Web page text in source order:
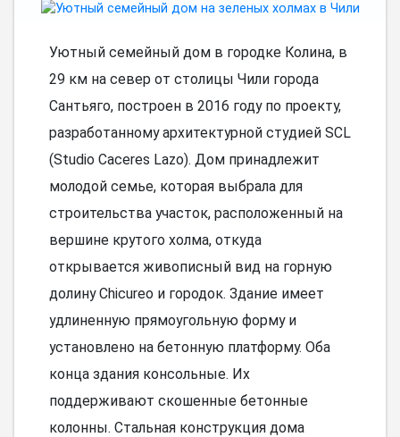
Уютный семейный дом в городке Колина, в
29 км на север от столицы Чили города
Сантьяго, построен в 2016 году по проекту,
разработанному архитектурной студией SCL
(Studio Caceres Lazo). Дом принадлежит
молодой семье, которая выбрала для
строительства участок, расположенный на
вершине крутого холма, откуда
открывается живописный вид на горную
долину Chicureo и городок. Здание имеет
удлиненную прямоугольную форму и
установлено на бетонную платформу. Оба
конца здания консольные. Их
поддерживают скошенные бетонные
колонны. Стальная конструкция дома